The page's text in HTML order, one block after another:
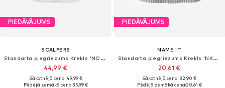
PIEDĀVĀJUMS
SCALPERS
Standarta piegriezums Krekls 'NOS SIENA'
44,99 €
Sākotnējā cena: 49,99 €
Pēdējā zemākā cena:35,99 €
PIEDĀVĀJUMS
NAME IT
Standarta piegriezums Krekls 'NKMFEDENIS'
20,61 €
Sākotnējā cena: 32,90 €
Pēdējā zemākā cena:20,61 €